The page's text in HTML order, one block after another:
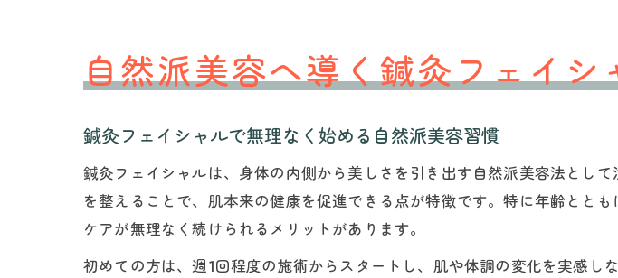
自然派美容へ導く鍼灸フェイシ
鍼灸フェイシャルで無理なく始める自然派美容習慣
鍼灸フェイシャルは、身体の内側から美しさを引き出す自然派美容法とし
を整えることで、肌本来の健康を促進できる点が特徴です。特に年齢とと
ケアが無理なく続けられるメリットがあります。
初めての方は、週1回程度の施術からスタートし、肌や体調の変化を実感